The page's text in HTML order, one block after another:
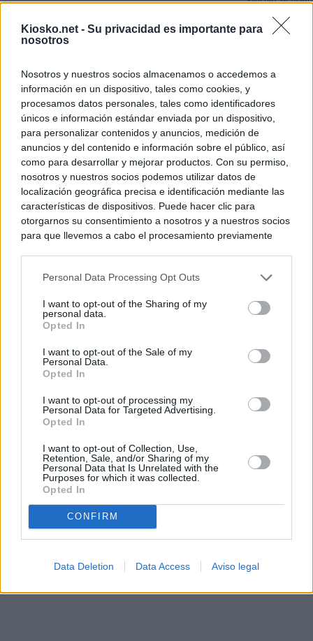
Kiosko.net - Su privacidad es importante para
nosotros
Nosotros y nuestros socios almacenamos o accedemos a
información en un dispositivo, tales como cookies, y
procesamos datos personales, tales como identificadores
únicos e información estándar enviada por un dispositivo,
para personalizar contenidos y anuncios, medición de
anuncios y del contenido e información sobre el público, así
como para desarrollar y mejorar productos. Con su permiso,
nosotros y nuestros socios podemos utilizar datos de
localización geográfica precisa e identificación mediante las
características de dispositivos. Puede hacer clic para
otorgarnos su consentimiento a nosotros y a nuestros socios
para que llevemos a cabo el procesamiento previamente
negar su consentimiento. Tenga en cuenta que algún
de su consentimiento, pero usted tiene el derecho de
rechazar tal procesamiento. Sus preferencias se aplicarán
cualquier momento entrando de nuevo en este sitio web o
visitando nuestra política de privacidad.
Personal Data Processing Opt Outs
I want to opt-out of the Sharing of my
personal data.
Opted In
I want to opt-out of the Sale of my
Personal Data.
Opted In
I want to opt-out of processing my
Personal Data for Targeted Advertising.
Opted In
I want to opt-out of Collection, Use,
Retention, Sale, and/or Sharing of my
Personal Data that Is Unrelated with the
Purposes for which it was collected.
Opted In
CONFIRM
Data Deletion Data Access Aviso legal
Sánchez
© Kiosko.net Aviso Legal Privacidad y Cookies